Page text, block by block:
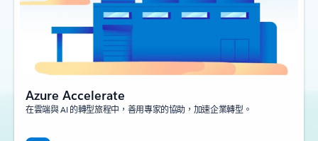
Azure Accelerate
在雲端與 AI 的轉型旅程中，善用專家的協助，加速企業轉型。